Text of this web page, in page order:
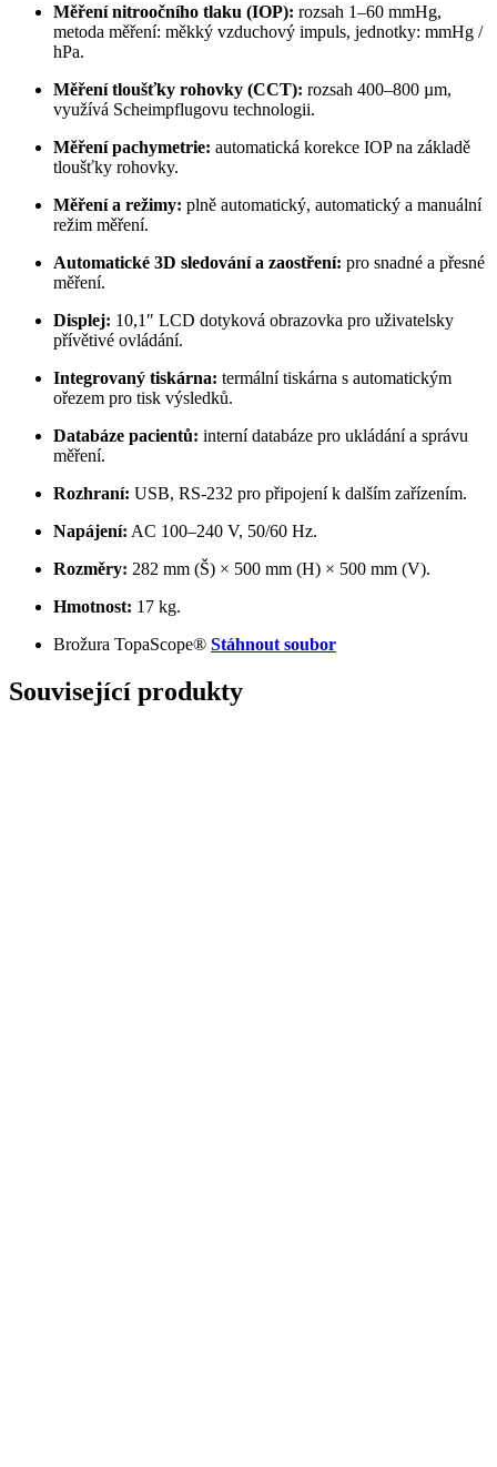
Měření nitroočního tlaku (IOP): rozsah 1–60 mmHg,
metoda měření: měkký vzduchový impuls, jednotky: mmHg /
hPa.
Měření tloušťky rohovky (CCT): rozsah 400–800 µm,
využívá Scheimpflugovu technologii.
Měření pachymetrie: automatická korekce IOP na základě
tloušťky rohovky.
Měření a režimy: plně automatický, automatický a manuální
režim měření.
Automatické 3D sledování a zaostření: pro snadné a přesné
měření.
Displej: 10,1″ LCD dotyková obrazovka pro uživatelsky
přívětivé ovládání.
Integrovaný tiskárna: termální tiskárna s automatickým
ořezem pro tisk výsledků.
Databáze pacientů: interní databáze pro ukládání a správu
měření.
Rozhraní: USB, RS-232 pro připojení k dalším zařízením.
Napájení: AC 100–240 V, 50/60 Hz.
Rozměry: 282 mm (Š) × 500 mm (H) × 500 mm (V).
Hmotnost: 17 kg.
Brožura TopaScope® Stáhnout soubor
Související produkty